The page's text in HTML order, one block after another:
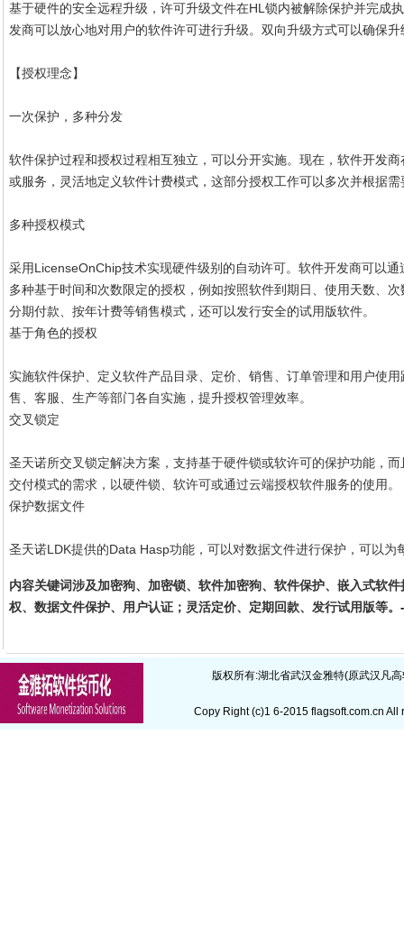
基于硬件的安全远程升级，许可升级文件在HL锁内被解除保护并完成
发商可以放心地对用户的软件许可进行升级。双向升级方式可以确保
【授权理念】
一次保护，多种分发
软件保护过程和授权过程相互独立，可以分开实施。现在，软件开发
或服务，灵活地定义软件计费模式，这部分授权工作可以多次并根据
多种授权模式
采用LicenseOnChip技术实现硬件级别的自动许可。软件开发商可以
多种基于时间和次数限定的授权，例如按照软件到期日、使用天数、
分期付款、按年计费等销售模式，还可以发行安全的试用版软件。
基于角色的授权
实施软件保护、定义软件产品目录、定价、销售、订单管理和用户使
售、客服、生产等部门各自实施，提升授权管理效率。
交叉锁定
圣天诺所交叉锁定解决方案，支持基于硬件锁或软许可的保护功能，
交付模式的需求，以硬件锁、软许可或通过云端授权软件服务的使用。
保护数据文件
圣天诺LDK提供的Data Hasp功能，可以对数据文件进行保护，可以为
内容关键词涉及加密狗、加密锁、软件加密狗、软件保护、嵌入式软
权、数据文件保护、用户认证；灵活定价、定期回款、发行试用版等。
版权所有:湖北省武汉金雅特(原武汉凡
Copy Right (c)1 6-2015flagsoft.com.cnAll